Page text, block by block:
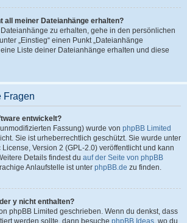
all meiner Dateianhänge erhalten?
zu erhalten, gehe in den persönlichen
„Einstieg“ einen Punkt „Dateianhänge
Liste deiner Dateianhänge erhalten und diese
Fragen
entwickelt?
Fassung) wurde von phpBB Limited
Sie ist urheberrechtlich geschützt. Sie wurde unter
Version 2 (GPL-2.0) veröffentlicht und kann
Details findest du auf der Seite von phpBB
Anlaufstelle ist unter phpBB.de zu finden.
y nicht enthalten?
phpBB Limited geschrieben. Wenn du denkst, dass
werden sollte, dann besuche phpBB Ideas, wo du